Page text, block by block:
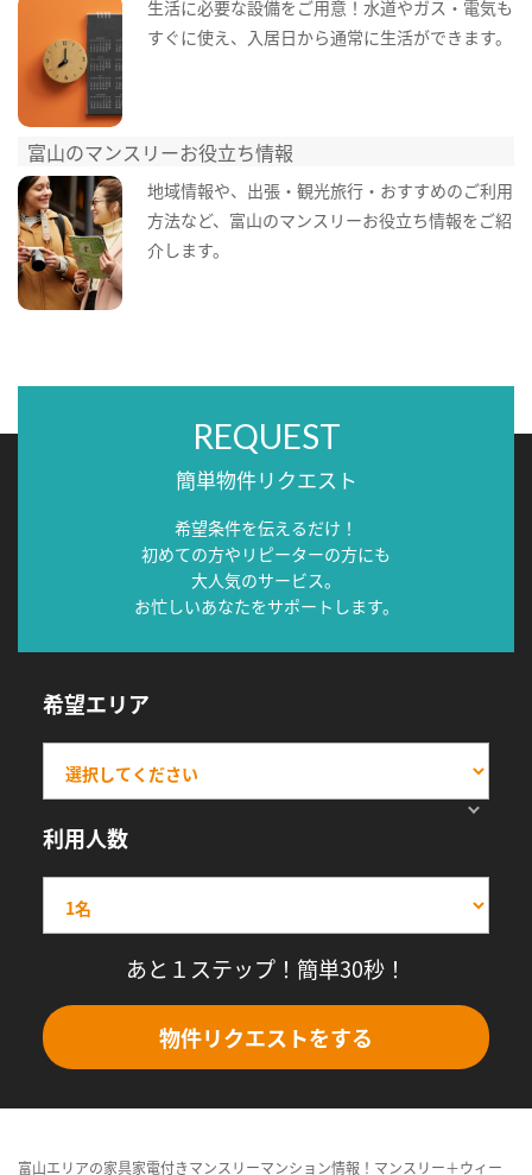
生活に必要な設備をご用意！水道やガス・電気も
すぐに使え、入居日から通常に生活ができます。
富山のマンスリーお役立ち情報
地域情報や、出張・観光旅行・おすすめのご利用
方法など、富山のマンスリーお役立ち情報をご紹
介します。
REQUEST
簡単物件リクエスト
希望条件を伝えるだけ！
初めての方やリピーターの方にも
大人気のサービス。
お忙しいあなたをサポートします。
希望エリア
利用人数
あと１ステップ！簡単30秒！
物件リクエストをする
富山エリアの家具家電付きマンスリーマンション情報！マンスリー＋ウィー